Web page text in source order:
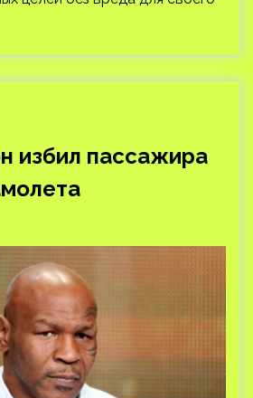
избил пассажира